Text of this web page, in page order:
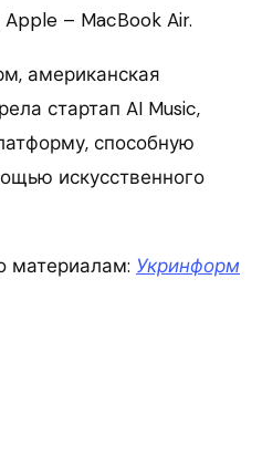
– MacBook Air.
американская
стартап AI Music,
способную
искусственного
материалам: Укринформ